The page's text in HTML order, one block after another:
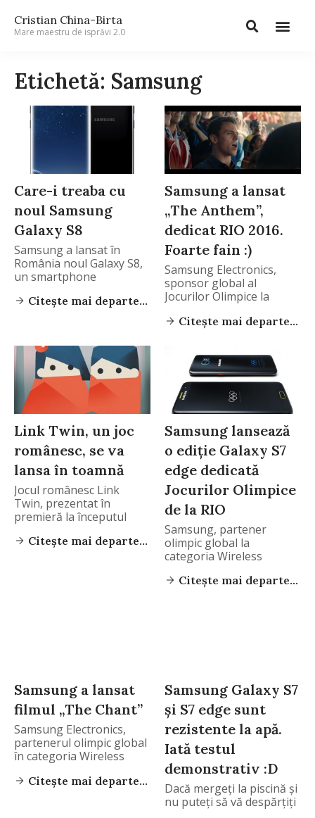
Cristian China-Birta
Mare maestru de isprăvi 2.0
Etichetă: Samsung
Care-i treaba cu
noul Samsung
Galaxy S8
Samsung a lansat în
România noul Galaxy S8,
un smartphone
Citește mai departe...
Samsung a lansat
„The Anthem”,
dedicat RIO 2016.
Foarte fain :)
Samsung Electronics,
sponsor global al
Jocurilor Olimpice la
Citește mai departe...
Link Twin, un joc
românesc, se va
lansa în toamnă
Jocul românesc Link
Twin, prezentat în
premieră la începutul
Citește mai departe...
Samsung lansează
o ediție Galaxy S7
edge dedicată
Jocurilor Olimpice
de la RIO
Samsung, partener
olimpic global la
categoria Wireless
Equipment al
Citește mai departe...
Samsung a lansat
filmul „The Chant”
Samsung Electronics,
partenerul olimpic global
în categoria Wireless
Equipment
Citește mai departe...
Samsung Galaxy S7
și S7 edge sunt
rezistente la apă.
Iată testul
demonstrativ :D
Dacă mergeți la piscină și
nu puteți să vă despărțiți